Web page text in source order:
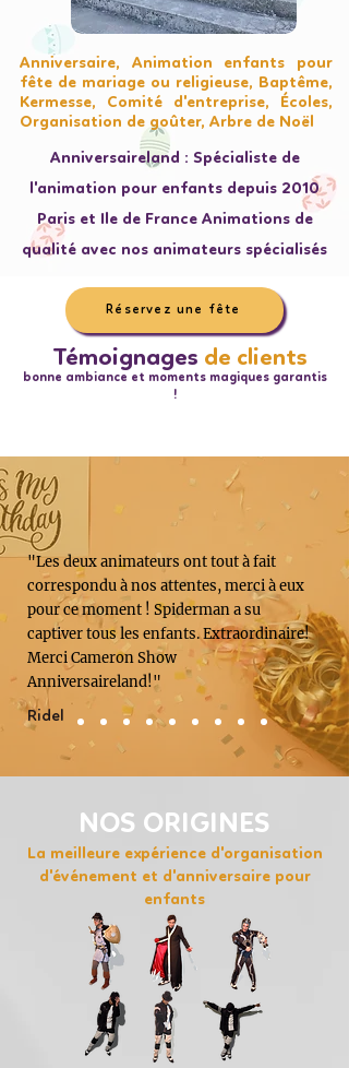
Anniversaire, Animation enfants pour
fête de mariage ou religieuse, Baptême,
Kermesse, Comité d'entreprise, Écoles,
Organisation de goûter, Arbre de Noël
Anniversaireland : Spécialiste de
l'animation pour enfants depuis 2010
Paris et Ile de France Animations de
qualité avec nos animateurs spécialisés
Réservez une fête
bonne ambiance et moments magiques garantis
!
Témoignages de clients
"Les deux animateurs ont tout à fait
correspondu à nos attentes, merci à eux
pour ce moment ! Spiderman a su
captiver tous les enfants. Extraordinaire!
Merci Cameron Show
Anniversaireland!"
Ridel
NOS ORIGINES
La meilleure expérience d'organisation
d'événement et d'anniversaire pour
enfants